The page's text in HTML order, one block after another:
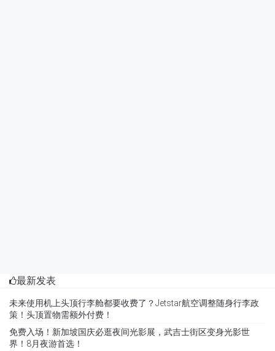
最新发表
未来使用机上头顶行李舱都要收费了？Jetstar航空调整随身行李政
策！头顶置物需额外付费！
免费入场！新加坡国庆必逛夜间光影展，武吉士街区变身光影世
界！8月夜游首选！